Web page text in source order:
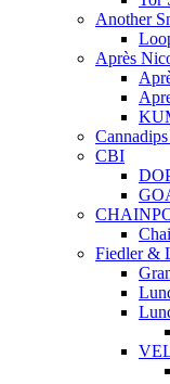
Another
Après
CBI
Fiedler &